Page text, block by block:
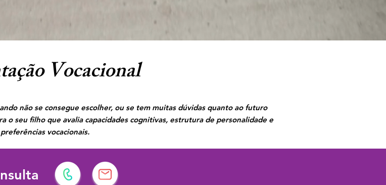
Vocacional
não se consegue escolher, ou se tem muitas dúvidas quanto ao futuro
o seu filho que avalia capacidades cognitivas, estrutura de personalidade e
preferências vocacionais.